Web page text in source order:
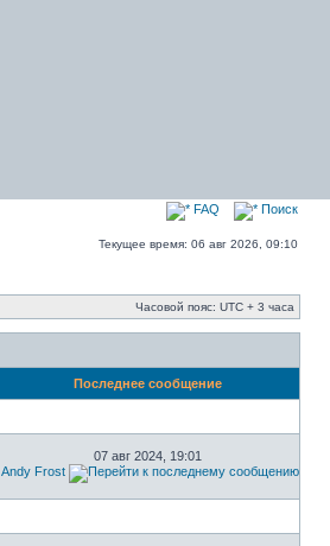
FAQ Поиск
Текущее время: 06 авг 2026, 09:10
Часовой пояс: UTC + 3 часа
Последнее сообщение
07 авг 2024, 19:01
Andy Frost